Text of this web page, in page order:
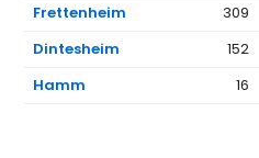
Frettenheim
309
Dintesheim
152
Hamm
16